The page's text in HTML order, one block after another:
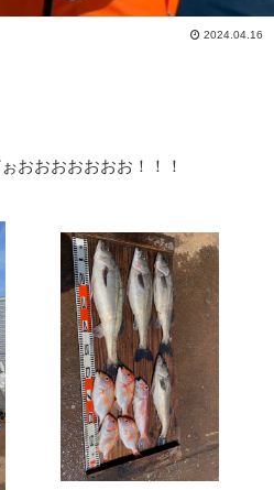
2024.04.16
おおおおおおお！！！